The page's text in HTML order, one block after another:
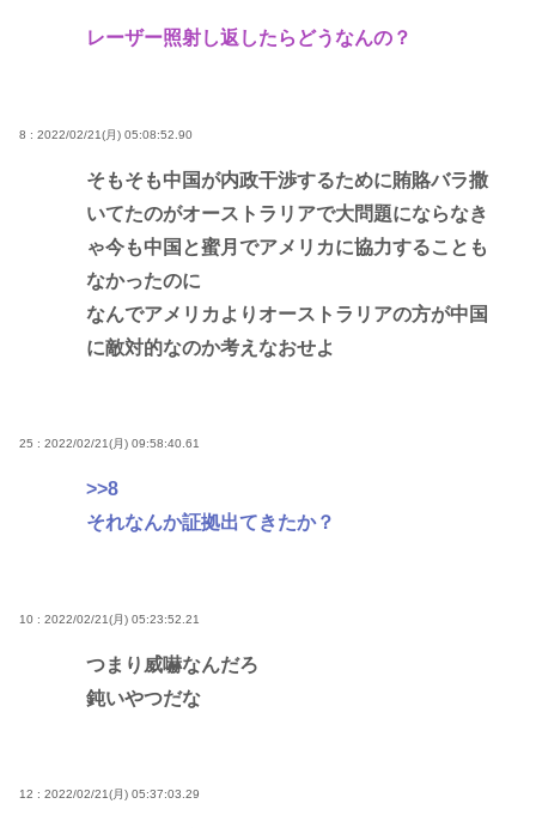
レーザー照射し返したらどうなんの？
8 : 2022/02/21(月) 05:08:52.90
そもそも中国が内政干渉するために賄賂バラ撒
いてたのがオーストラリアで大問題にならなき
ゃ今も中国と蜜月でアメリカに協力することも
なかったのに
なんでアメリカよりオーストラリアの方が中国
に敵対的なのか考えなおせよ
25 : 2022/02/21(月) 09:58:40.61
>>8
それなんか証拠出てきたか？
10 : 2022/02/21(月) 05:23:52.21
つまり威嚇なんだろ
鈍いやつだな
12 : 2022/02/21(月) 05:37:03.29